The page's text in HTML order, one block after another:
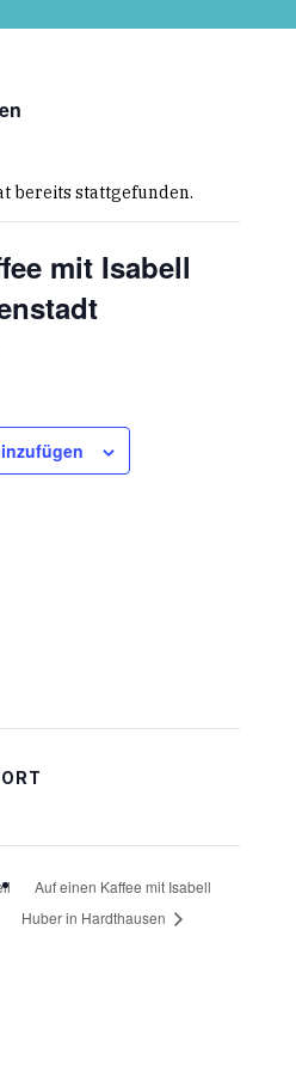
bereits stattgefunden.
mit Isabell
Auf einen Kaffee mit Isabell
Huber in Hardthausen